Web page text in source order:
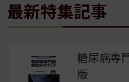
最新特集記事
糖尿病専
版